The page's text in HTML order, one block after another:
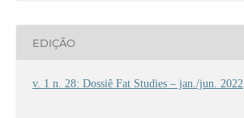
EDIÇÃO
v. 1 n. 28: Dossiê Fat Studies – jan./jun. 2022